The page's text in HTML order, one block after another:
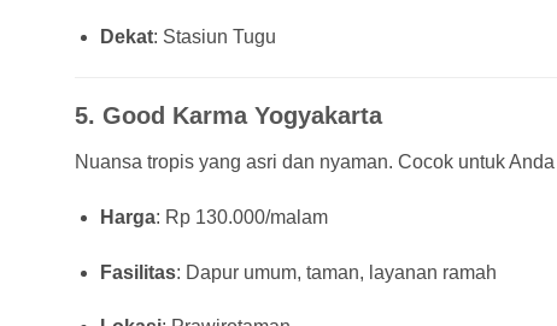
Dekat: Stasiun Tugu
5. Good Karma Yogyakarta
Nuansa tropis yang asri dan nyaman. Cocok untuk
Harga: Rp 130.000/malam
Fasilitas: Dapur umum, taman, layanan ramah